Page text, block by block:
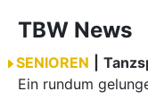
TBW News
SENIOREN